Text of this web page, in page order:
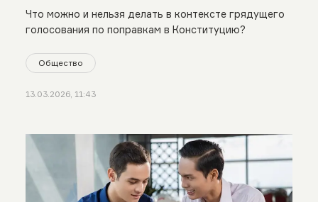
Что можно и нельзя делать в контексте грядущего
голосования по поправкам в Конституцию?
Общество
13.03.2026, 11:43